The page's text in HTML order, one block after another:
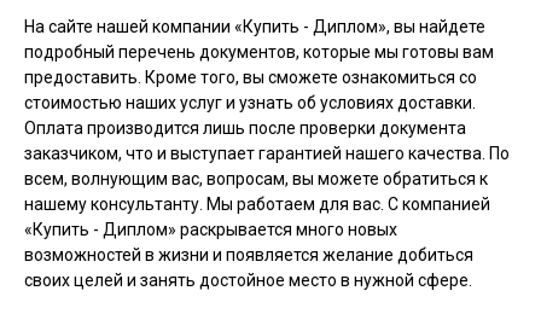
На сайте нашей компании «Купить - Диплом», вы найдете
подробный перечень документов, которые мы готовы вам
предоставить. Кроме того, вы сможете ознакомиться со
стоимостью наших услуг и узнать об условиях доставки.
Оплата производится лишь после проверки документа
заказчиком, что и выступает гарантией нашего качества. По
всем, волнующим вас, вопросам, вы можете обратиться к
нашему консультанту. Мы работаем для вас. С компанией
«Купить - Диплом» раскрывается много новых
возможностей в жизни и появляется желание добиться
своих целей и занять достойное место в нужной сфере.